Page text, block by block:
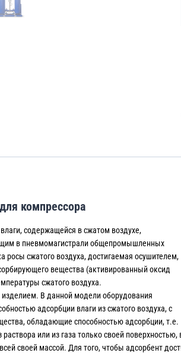
компрессора
содержащейся в сжатом воздухе,
в пневмомагистрали общепромышленных
росы сжатого воздуха, достигаемая осушителем,
вещества (активированный оксид
сжатого воздуха.
В данной модели оборудования
адсорбции влаги из сжатого воздуха, с
обладающие способностью адсорбции, т.е.
или из газа только своей поверхностью,
своей массой. Для того, чтобы адсорбент